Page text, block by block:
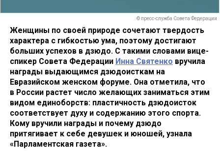
© пресс-служба Совета Федерации
Женщины по своей природе сочетают твердость
характера с гибкостью ума, поэтому достигают
больших успехов в дзюдо. С такими словами вице-
спикер Совета Федерации Инна Святенко вручила
награды выдающимся дзюдоисткам на
Евразийском женском форуме. Она отметила, что
в России растет число желающих заниматься этим
видом единоборств: пластичность дзюдоисток
соответствует духу и содержанию этого спорта.
Кому вручили награды и почему дзюдо
притягивает к себе девушек и юношей, узнала
«Парламентская газета».